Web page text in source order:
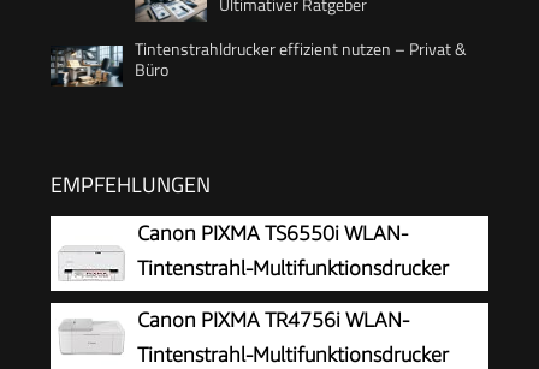
Tintenstrahldrucker effizient nutzen – Privat &
Büro
EMPFEHLUNGEN
Canon PIXMA TS6550i WLAN-
Tintenstrahl-Multifunktionsdrucker
Canon PIXMA TR4756i WLAN-
Tintenstrahl-Multifunktionsdrucker